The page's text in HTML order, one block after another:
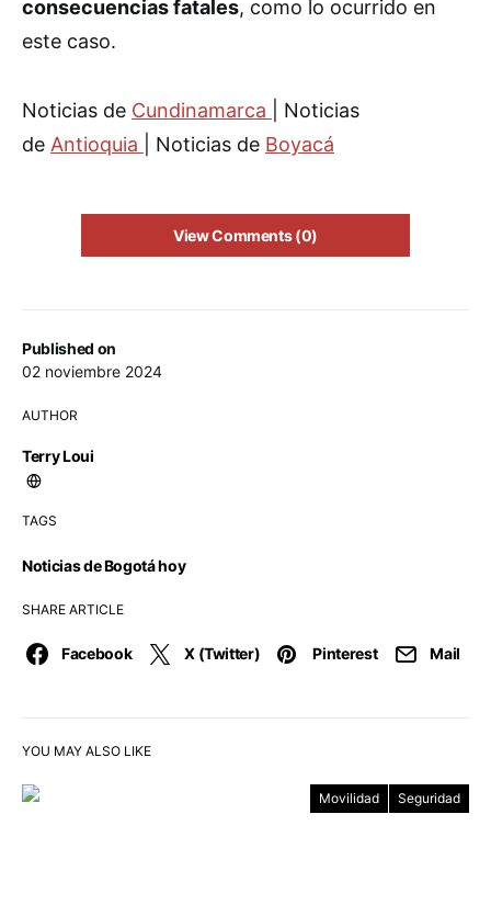
Published on
02 noviembre 2024
AUTHOR
Terry Loui
TAGS
Noticias de Bogotá hoy
SHARE ARTICLE
Facebook X (Twitter) Pinterest Mail
consecuencias fatales, como lo ocurrido en
este caso.
Noticias de Cundinamarca
| Noticias
de Antioquia | Noticias de Boyacá
View Comments (0)
YOU MAY ALSO LIKE
Movilidad Seguridad